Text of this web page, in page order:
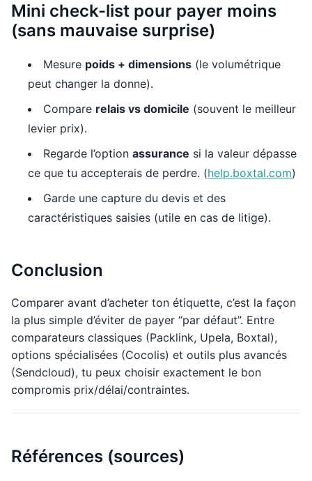
Mini check-list pour payer moins
(sans mauvaise surprise)
Mesure poids + dimensions (le volumétrique
peut changer la donne).
Compare relais vs domicile (souvent le meilleur
levier prix).
Regarde l’option assurance si la valeur dépasse
ce que tu accepterais de perdre. (help.boxtal.com)
Garde une capture du devis et des
caractéristiques saisies (utile en cas de litige).
Conclusion
Comparer avant d’acheter ton étiquette, c’est la façon
la plus simple d’éviter de payer “par défaut”. Entre
comparateurs classiques (Packlink, Upela, Boxtal),
options spécialisées (Cocolis) et outils plus avancés
(Sendcloud), tu peux choisir exactement le bon
compromis prix/délai/contraintes.
Références (sources)